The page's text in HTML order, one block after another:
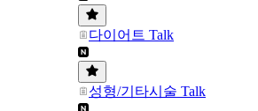
다이어트 Talk
성형/기타시술 Talk